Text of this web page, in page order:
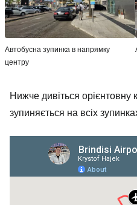
Автобусна зупинка в напрямку
центру
Нижче дивіться орієнтовну
зупиняється на всіх